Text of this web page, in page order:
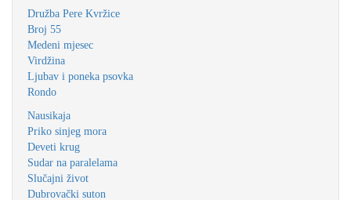
Družba Pere Kvržice
Broj 55
Medeni mjesec
Virdžina
Ljubav i poneka psovka
Rondo
Nausikaja
Priko sinjeg mora
Deveti krug
Sudar na paralelama
Slučajni život
Dubrovački suton